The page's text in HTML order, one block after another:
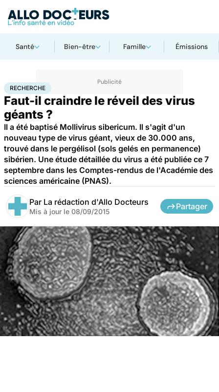
Santé Bien-être Famille Émissions
AccueilSantéMaladies Recherche
RECHERCHE
Faut-il craindre le réveil des virus
géants ?
Il a été baptisé Mollivirus sibericum. Il s'agit d'un
nouveau type de virus géant, vieux de 30.000 ans,
trouvé dans le pergélisol (sols gelés en permanence)
sibérien. Une étude détaillée du virus a été publiée ce 7
septembre dans les Comptes-rendus de l'Académie des
sciences américaine (PNAS).
Par La rédaction d'Allo Docteurs
Mis à jour le 08/09/2015
Partager